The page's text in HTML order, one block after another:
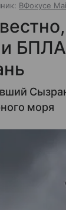
ВФокусе
моря